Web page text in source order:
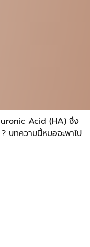
Acid (HA) ซึ่ง
บทความนี้หมอจะพาไป